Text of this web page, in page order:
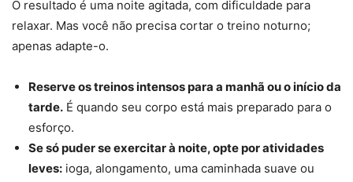
O resultado é uma noite agitada, com dificuldade para
relaxar. Mas você não precisa cortar o treino noturno;
apenas adapte-o.
Reserve os treinos intensos para a manhã ou o início da
tarde. É quando seu corpo está mais preparado para o
esforço.
Se só puder se exercitar à noite, opte por atividades
leves: ioga, alongamento, uma caminhada suave ou